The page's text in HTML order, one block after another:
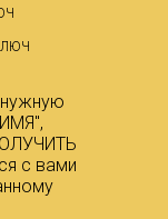
с вами